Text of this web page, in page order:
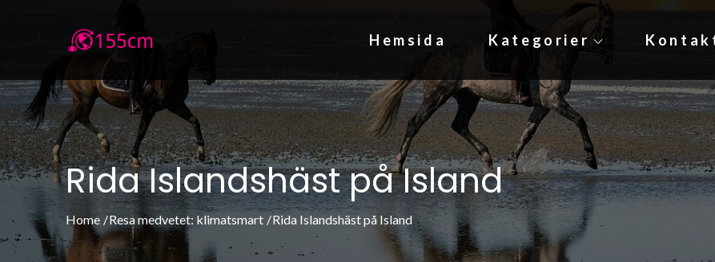
155cm.se – Allt om att resa medvetet: klimatsmart, upplevelser och ekonomiskt
Hemsida Kategorier
Rida Islandshäst på Island
Home Resa medvetet: klimatsmart Rida Islandshäst på Island